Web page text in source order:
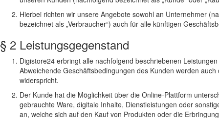
Hierbei richten wir unsere Angebote sowohl an Unternehmer
bezeichnet als „Verbraucher“) auch für alle künftigen
§ 2 Leistungsgegenstand
Digistore24 erbringt alle nachfolgend beschriebenen
Abweichende Geschäftsbedingungen des Kunden werden
widerspricht.
Der Kunde hat die Möglichkeit über die Online-Plattform
gebrauchte Ware, digitale Inhalte, Dienstleistungen oder
an, welche sich auf den Kauf von Produkten oder die